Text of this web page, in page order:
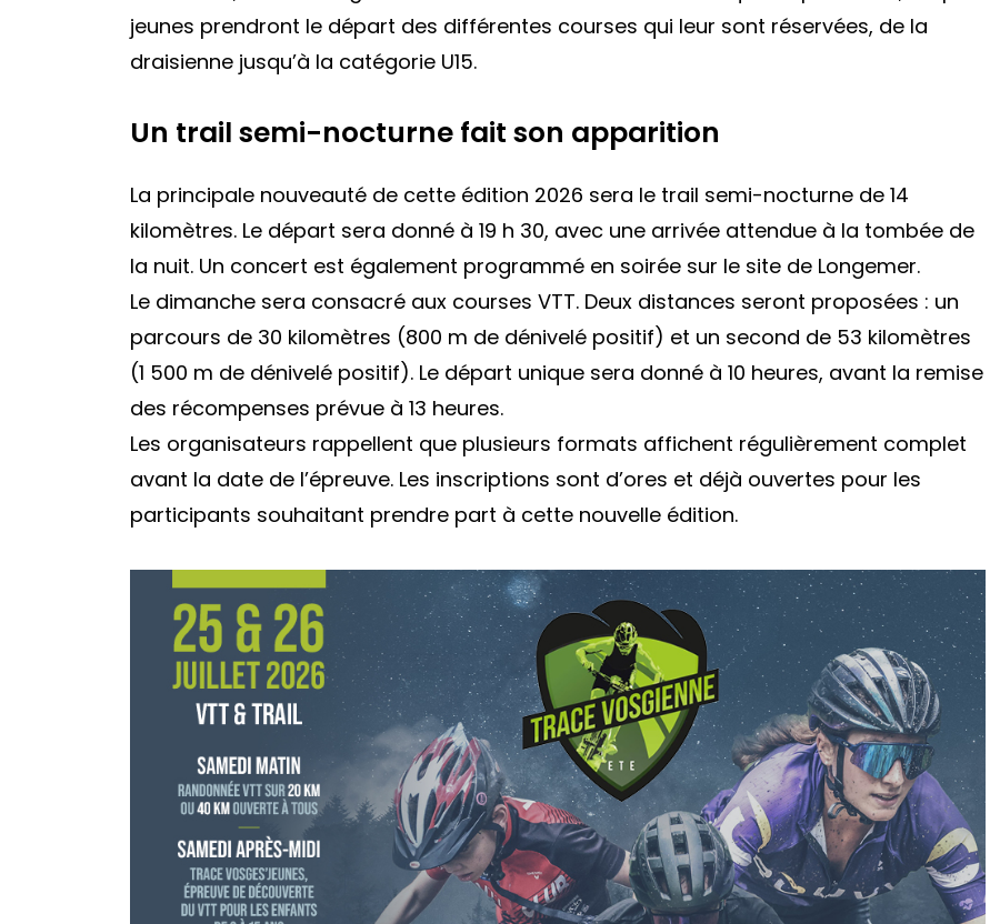
jeunes prendront le départ des différentes courses qui leur sont réservées, de la
draisienne jusqu’à la catégorie U15.
Un trail semi-nocturne fait son apparition
La principale nouveauté de cette édition 2026 sera le trail semi-nocturne de 14
kilomètres. Le départ sera donné à 19 h 30, avec une arrivée attendue à la tombée de
la nuit. Un concert est également programmé en soirée sur le site de Longemer.
Le dimanche sera consacré aux courses VTT. Deux distances seront proposées : un
parcours de 30 kilomètres (800 m de dénivelé positif) et un second de 53 kilomètres
(1 500 m de dénivelé positif). Le départ unique sera donné à 10 heures, avant la remise
des récompenses prévue à 13 heures.
Les organisateurs rappellent que plusieurs formats affichent régulièrement complet
avant la date de l’épreuve. Les inscriptions sont d’ores et déjà ouvertes pour les
participants souhaitant prendre part à cette nouvelle édition.